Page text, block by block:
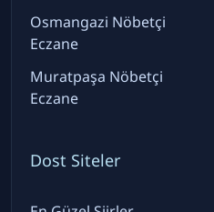
Osmangazi Nöbetçi
Eczane
Muratpaşa Nöbetçi
Eczane
Dost Siteler